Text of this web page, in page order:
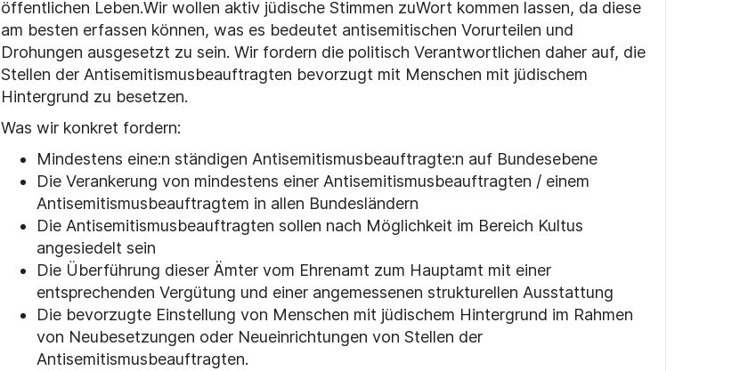
öffentlichen Leben.Wir wollen aktiv jüdische Stimmen zuWort kommen lassen, da diese
am besten erfassen können, was es bedeutet antisemitischen Vorurteilen und
Drohungen ausgesetzt zu sein. Wir fordern die politisch Verantwortlichen daher auf, die
Stellen der Antisemitismusbeauftragten bevorzugt mit Menschen mit jüdischem
Hintergrund zu besetzen.
Was wir konkret fordern:
Mindestens eine:n ständigen Antisemitismusbeauftragte:n auf Bundesebene
Die Verankerung von mindestens einer Antisemitismusbeauftragten / einem
Antisemitismusbeauftragtem in allen Bundesländern
Die Antisemitismusbeauftragten sollen nach Möglichkeit im Bereich Kultus
angesiedelt sein
Die Überführung dieser Ämter vom Ehrenamt zum Hauptamt mit einer
entsprechenden Vergütung und einer angemessenen strukturellen Ausstattung
Die bevorzugte Einstellung von Menschen mit jüdischem Hintergrund im Rahmen
von Neubesetzungen oder Neueinrichtungen von Stellen der
Antisemitismusbeauftragten.